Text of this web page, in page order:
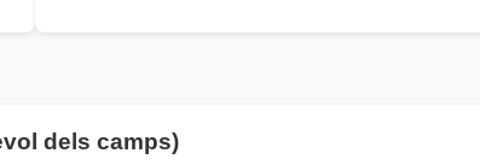
dels camps)